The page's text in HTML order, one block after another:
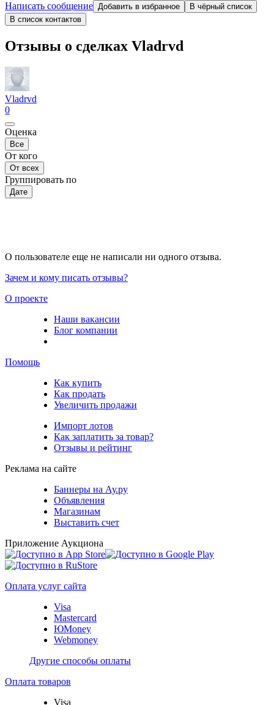
Написать сообщение Добавить в избранное
В чёрный список
В список контактов
Отзывы о сделках Vladrvd
Vladrvd
0
Оценка
Все
От кого
От всех
Группировать по
Дате
О пользователе еще не написали ни одного отзыва.
Зачем и кому писать отзывы?
О проекте
Наши вакансии
Блог компании
Помощь
Как купить
Как продать
Увеличить продажи
Импорт лотов
Как заплатить за товар?
Отзывы и рейтинг
Реклама на сайте
Баннеры на Ау.ру
Объявления
Магазинам
Выставить счет
Приложение Аукциона
Оплата услуг сайта
Visa
Mastercard
ЮMoney
Webmoney
Другие способы оплаты
Оплата товаров
Visa